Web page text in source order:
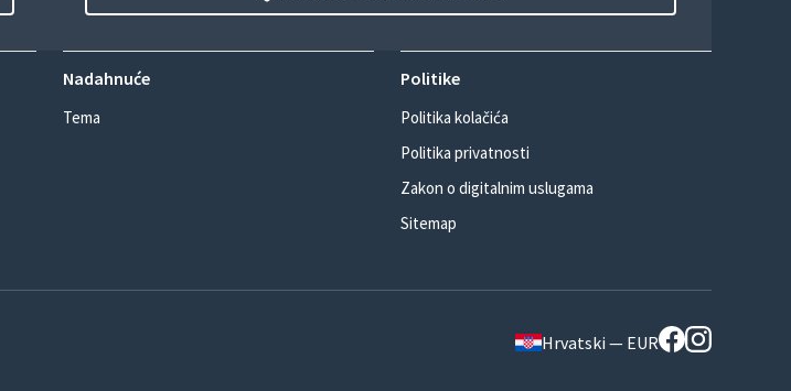
Nadahnuće
Tema
Politike
Politika kolačića
Politika privatnosti
Zakon o digitalnim uslugama
Sitemap
Hrvatski — EUR